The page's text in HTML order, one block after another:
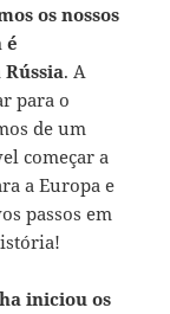
os nossos
é
. A
para o
de um
começar a
a Europa e
passos em
iniciou os